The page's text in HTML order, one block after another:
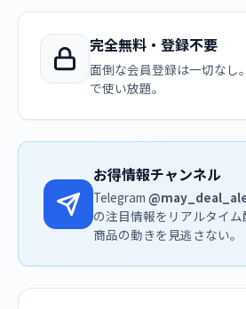
完全無料・登録不要
面倒な会員登録は一切なし
で使い放題。
お得情報チャンネル
Telegram
の注目情報をリアルタイ
商品の動きを見逃さない。